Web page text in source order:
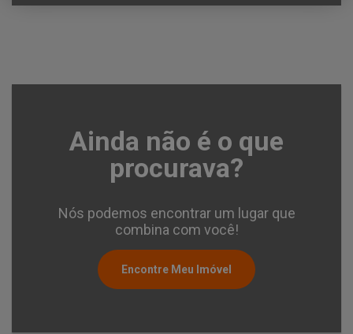
Ainda não é o que
procurava?
Nós podemos encontrar um lugar que
combina com você!
Encontre Meu Imóvel